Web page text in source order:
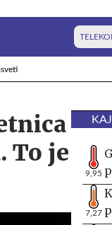
To je
9,95
7,27